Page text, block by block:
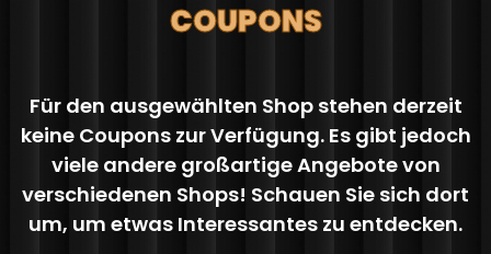
COUPONS
Für den ausgewählten Shop stehen derzeit
keine Coupons zur Verfügung. Es gibt jedoch
viele andere großartige Angebote von
verschiedenen Shops! Schauen Sie sich dort
um, um etwas Interessantes zu entdecken.